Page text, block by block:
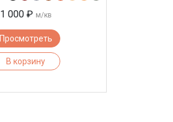
1 000 ₽ м/кв
Просмотреть
В корзину